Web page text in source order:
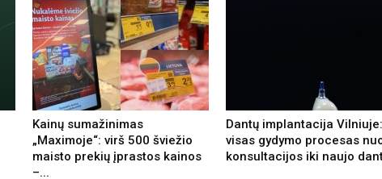
Kainų sumažinimas
„Maximoje“: virš 500 šviežio
maisto prekių įprastos kainos
–...
Dantų implantacija Vilniuje:
visas gydymo procesas
konsultacijos iki naujo